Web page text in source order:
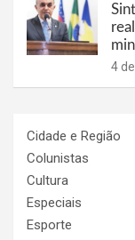
4
Cidade e Região
Colunistas
Cultura
Especiais
Esporte